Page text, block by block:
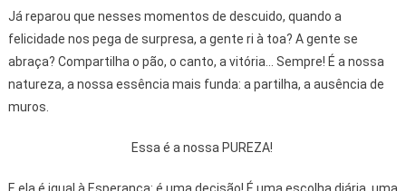
Já reparou que nesses momentos de descuido, quando a
felicidade nos pega de surpresa, a gente ri à toa? A gente se
abraça? Compartilha o pão, o canto, a vitória... Sempre! É a nossa
natureza, a nossa essência mais funda: a partilha, a ausência de
muros.
Essa é a nossa PUREZA!
E ela é igual à Esperança: é uma decisão! É uma escolha diária, uma